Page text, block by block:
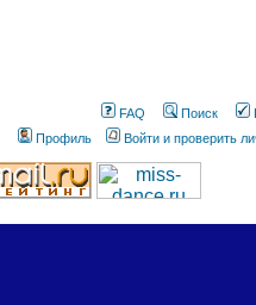
FAQ Поиск
Профиль
Войти и проверить